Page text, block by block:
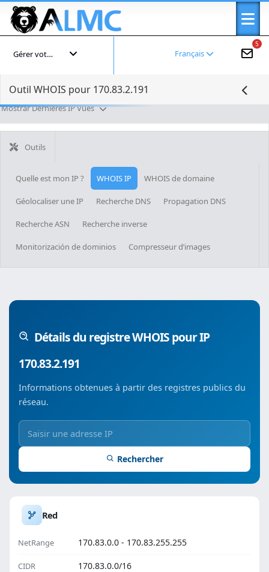
5
Français
Gérer votre compte
Outil WHOIS pour 170.83.2.191
Mostrar Dernières IP Vues
Outils
Quelle est mon IP ? WHOIS IP WHOIS de domaine
Géolocaliser une IP Recherche DNS Propagation DNS
Recherche ASN Recherche inverse
Monitorización de dominios Compresseur d’images
Détails du registre WHOIS pour IP
170.83.2.191
Informations obtenues à partir des registres publics du
réseau.
Rechercher
Red
NetRange 170.83.0.0 - 170.83.255.255
CIDR 170.83.0.0/16